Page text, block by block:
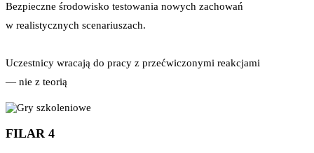
Bezpieczne środowisko testowania nowych zachowań
w realistycznych scenariuszach.
Uczestnicy wracają do pracy z przećwiczonymi reakcjami
— nie z teorią
FILAR 4